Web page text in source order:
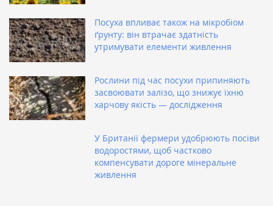
Посуха впливає також на мікробіом
ґрунту: він втрачає здатність
утримувати елементи живлення
Рослини під час посухи припиняють
засвоювати залізо, що знижує їхню
харчову якість — дослідження
У Британії фермери удобрюють посіви
водоростями, щоб частково
компенсувати дороге мінеральне
живлення